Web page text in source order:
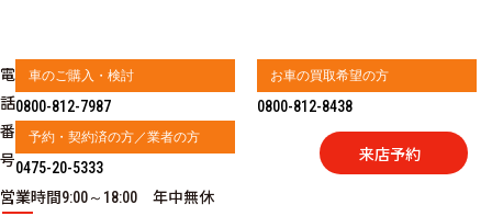
電
話
番
号
車のご購入・検討
0800-812-7987
お車の買取希望の方
0800-812-8438
予約・契約済の方／業者の方
0475-20-5333
営業時間9:00～18:00 年中無休
来店予約